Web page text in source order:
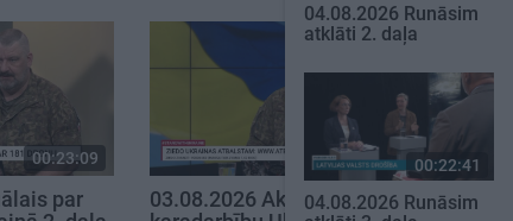
00:23:09
par
00:19:00
03.08.2026 Aktuālais par
04.08.2026 Runāsim
atklāti 2. daļa
00:22:41
04.08.2026 Runāsim